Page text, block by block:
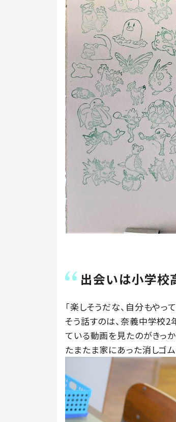
出会いは小学校
「楽しそうだな、自分もやっ
そう話すのは、奈義中学校2
ている動画を見たのがきっ
たまたま家にあった消しゴ